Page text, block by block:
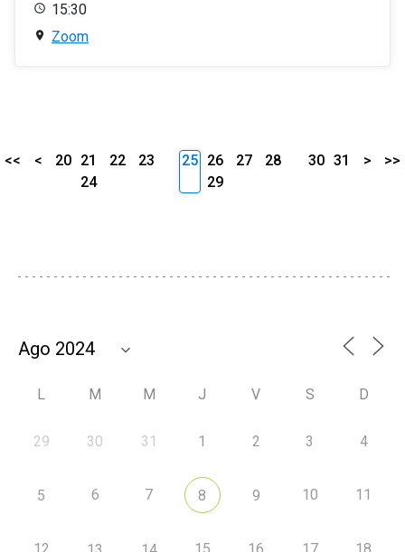
15:30
Zoom
<< < 20 21 22
23
24
25 26 27
28
29
30 31 > >>
L M M J V S D
29 30 31 1 2 3 4
5 6 7 8 9 10 11
12 15 16 17 18